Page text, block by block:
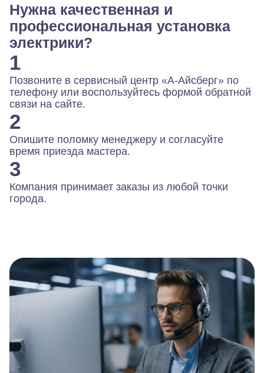
Нужна качественная и
профессиональная установка
электрики?
1
Позвоните в сервисный центр «А-Айсберг» по
телефону или воспользуйтесь формой обратной
связи на сайте.
2
Опишите поломку менеджеру и согласуйте
время приезда мастера.
3
Компания принимает заказы из любой точки
города.